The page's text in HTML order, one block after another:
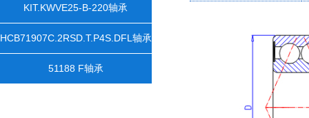
HGX1100 + 2 NFR540/28 +
NTS64X1100 + NDK64轴承
KIT.KWVE25-B-220轴承
HCB71907C.2RSD.T.P4S.DFL轴承
51188 F轴承